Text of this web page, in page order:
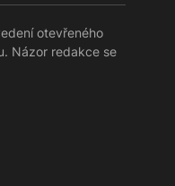
otevřeného
Názor redakce se